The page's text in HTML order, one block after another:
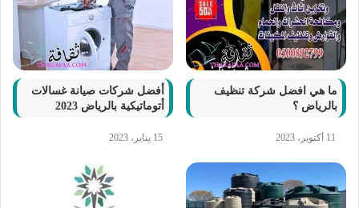
ما هي افضل شركة تنظيف
بالرياض ؟
11 أكتوبر، 2023
أفضل شركات صيانة غسالات
أتوماتيكية بالرياض 2023
15 يناير، 2023